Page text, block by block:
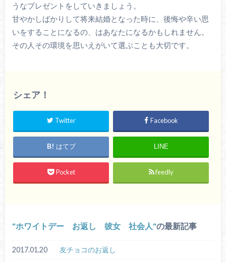
うなプレゼントをしていきましょう。
甘やかしばかりして将来結婚となった時に、後悔や辛い思
いをすることになるの、はあなたになるかもしれません。
その人その環境を思いえがいて選ぶことも大切です。
シェア！
Twitter Facebook
はてブ LINE
Pocket feedly
ホワイトデー お返し 彼女 社会人 の最新記事
2017.01.20 友チョコのお返し